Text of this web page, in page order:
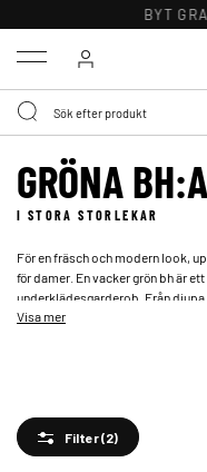
BYT
Menu
GRÖNA
I STORA STORLEKAR
För en fräsch och modern look,
för damer. En vacker grön bh är
underklädesgarderob. Från
både extra stöd och stil, perfekt
Visa mer
Filter(2)